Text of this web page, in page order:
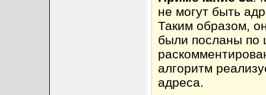
не могут быть
Таким образом,
были посланы по
алгоритм
адреса.